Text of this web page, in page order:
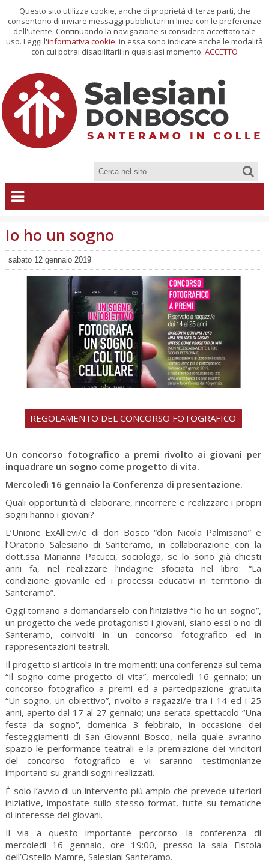
Questo sito utilizza cookie, anche di proprietà di terze parti, che
consentono di inviare messaggi pubblicitari in linea con le preferenze
dell'utente. Continuando la navigazione si considera accettato tale
uso. Leggi l'informativa cookie: in essa sono indicate anche le modalità
con cui potrai disabilitarli in qualsiasi momento. ACCETTO
Io ho un sogno
sabato 12 gennaio 2019
REGOLAMENTO DEL CONCORSO FOTOGRAFICO
Un concorso fotografico a premi rivolto ai giovani per
inquadrare un sogno come progetto di vita.
Mercoledì 16 gennaio la Conferenza di presentazione.
Quali opportunità di elaborare, rincorrere e realizzare i propri
sogni hanno i giovani?
L’Unione ExAllievi/e di don Bosco “don Nicola Palmisano” e
l’Oratorio Salesiano di Santeramo, in collaborazione con la
dott.ssa Marianna Pacucci, sociologa, se lo sono già chiesti
anni fa, nel realizzare l’indagine sfociata nel libro: “La
condizione giovanile ed i processi educativi in territorio di
Santeramo”.
Oggi tornano a domandarselo con l’iniziativa “Io ho un sogno”,
un progetto che vede protagonisti i giovani, siano essi o no di
Santeramo, coinvolti in un concorso fotografico ed in
rappresentazioni teatrali.
Il progetto si articola in tre momenti: una conferenza sul tema
“Il sogno come progetto di vita”, mercoledì 16 gennaio; un
concorso fotografico a premi ed a partecipazione gratuita
“Un sogno, un obiettivo”, rivolto a ragazzi/e tra i 14 ed i 25
anni, aperto dal 17 al 27 gennaio; una serata-spettacolo “Una
festa da sogno”, domenica 3 febbraio, in occasione dei
festeggiamenti di San Giovanni Bosco, nella quale avranno
spazio le performance teatrali e la premiazione dei vincitori
del concorso fotografico e vi saranno testimonianze
importanti su grandi sogni realizzati.
È solo l’avvio di un intervento più ampio che prevede ulteriori
iniziative, impostate sullo stesso format, tutte su tematiche
di interesse dei giovani.
Il via a questo importante percorso: la conferenza di
mercoledì 16 gennaio, ore 19:00, presso la sala Fistola
dell’Ostello Mamre, Salesiani Santeramo.